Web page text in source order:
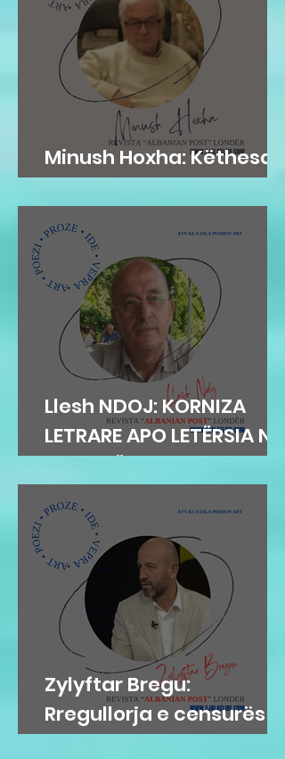
Minush Hoxha: Këthesa
emotive e zemres
Llesh NDOJ: KORNIZA
LETRARE APO LETËRSIA NË
KORNIZË
Zylyftar Bregu:
Rregullorja e censurës
në Gjykatën e Posaçme